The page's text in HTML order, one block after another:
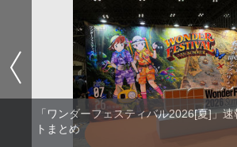
「ワンダーフェスティバル2026[夏]」
トまとめ